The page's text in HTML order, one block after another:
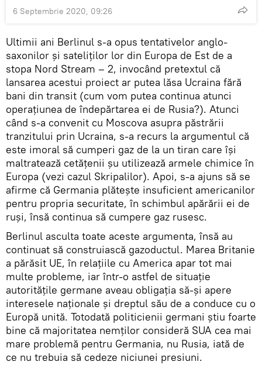
6 Septembrie 2020, 09:26
Ultimii ani Berlinul s-a opus tentativelor anglo-
saxonilor și sateliților lor din Europa de Est de a
stopa Nord Stream – 2, invocând pretextul că
lansarea acestui proiect ar putea lăsa Ucraina fără
bani din transit (cum vom putea continua atunci
operațiunea de îndepărtarea ei de Rusia?). Atunci
când s-a convenit cu Moscova asupra păstrării
tranzitului prin Ucraina, s-a recurs la argumentul că
este imoral să cumperi gaz de la un tiran care își
maltratează cetățenii șu utilizează armele chimice în
Europa (vezi cazul Skripalilor). Apoi, s-a ajuns să se
afirme că Germania plătește insuficient americanilor
pentru propria securitate, în schimbul apărării ei de
ruși, însă continua să cumpere gaz rusesc.
Berlinul asculta toate aceste argumenta, însă au
continuat să construiască gazoductul. Marea Britanie
a părăsit UE, în relațiile cu America apar tot mai
multe probleme, iar într-o astfel de situație
autoritățile germane aveau obligația să-și apere
interesele naționale și dreptul său de a conduce cu o
Europă unită. Totodată politicienii germani știu foarte
bine că majoritatea nemților consideră SUA cea mai
mare problemă pentru Germania, nu Rusia, iată de
ce nu trebuia să cedeze niciunei presiuni.